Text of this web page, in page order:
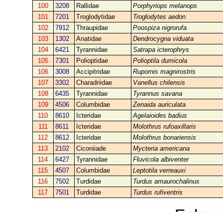
100
3208 Rallidae
Porphyriops melanops
101
7201 Troglodytidae
Troglodytes aedon
102
7912 Thraupidae
Poospiza nigrorufa
103
1302 Anatidae
Dendrocygna viduata
104
6421 Tyrannidae
Satrapa icterophrys
105
7301 Polioptidae
Polioptila dumicola
106
3008 Accipitridae
Rupornis magnirostris
107
3302 Charadriidae
Vanellus chilensis
108
6435 Tyrannidae
Tyrannus savana
109
4506 Columbidae
Zenaida auriculata
110
8610 Icteridae
Agelaioides badius
111
8611 Icteridae
Molothrus rufoaxillaris
112
8612 Icteridae
Molothrus bonariensis
113
2102 Ciconiiade
Mycteria americana
114
6427 Tyrannidae
Fluvicola albiventer
115
4507 Columbidae
Leptotila verreauxi
116
7502 Turdidae
Turdus amaurochalinus
117
7501 Turdidae Turdus rufiventris